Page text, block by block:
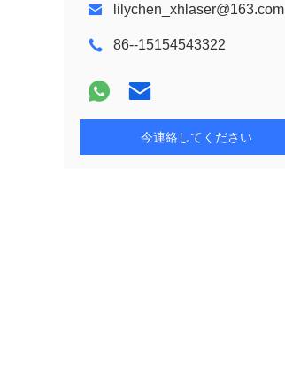
lilychen_xhlaser@163.com
86--15154543322
今連絡してください